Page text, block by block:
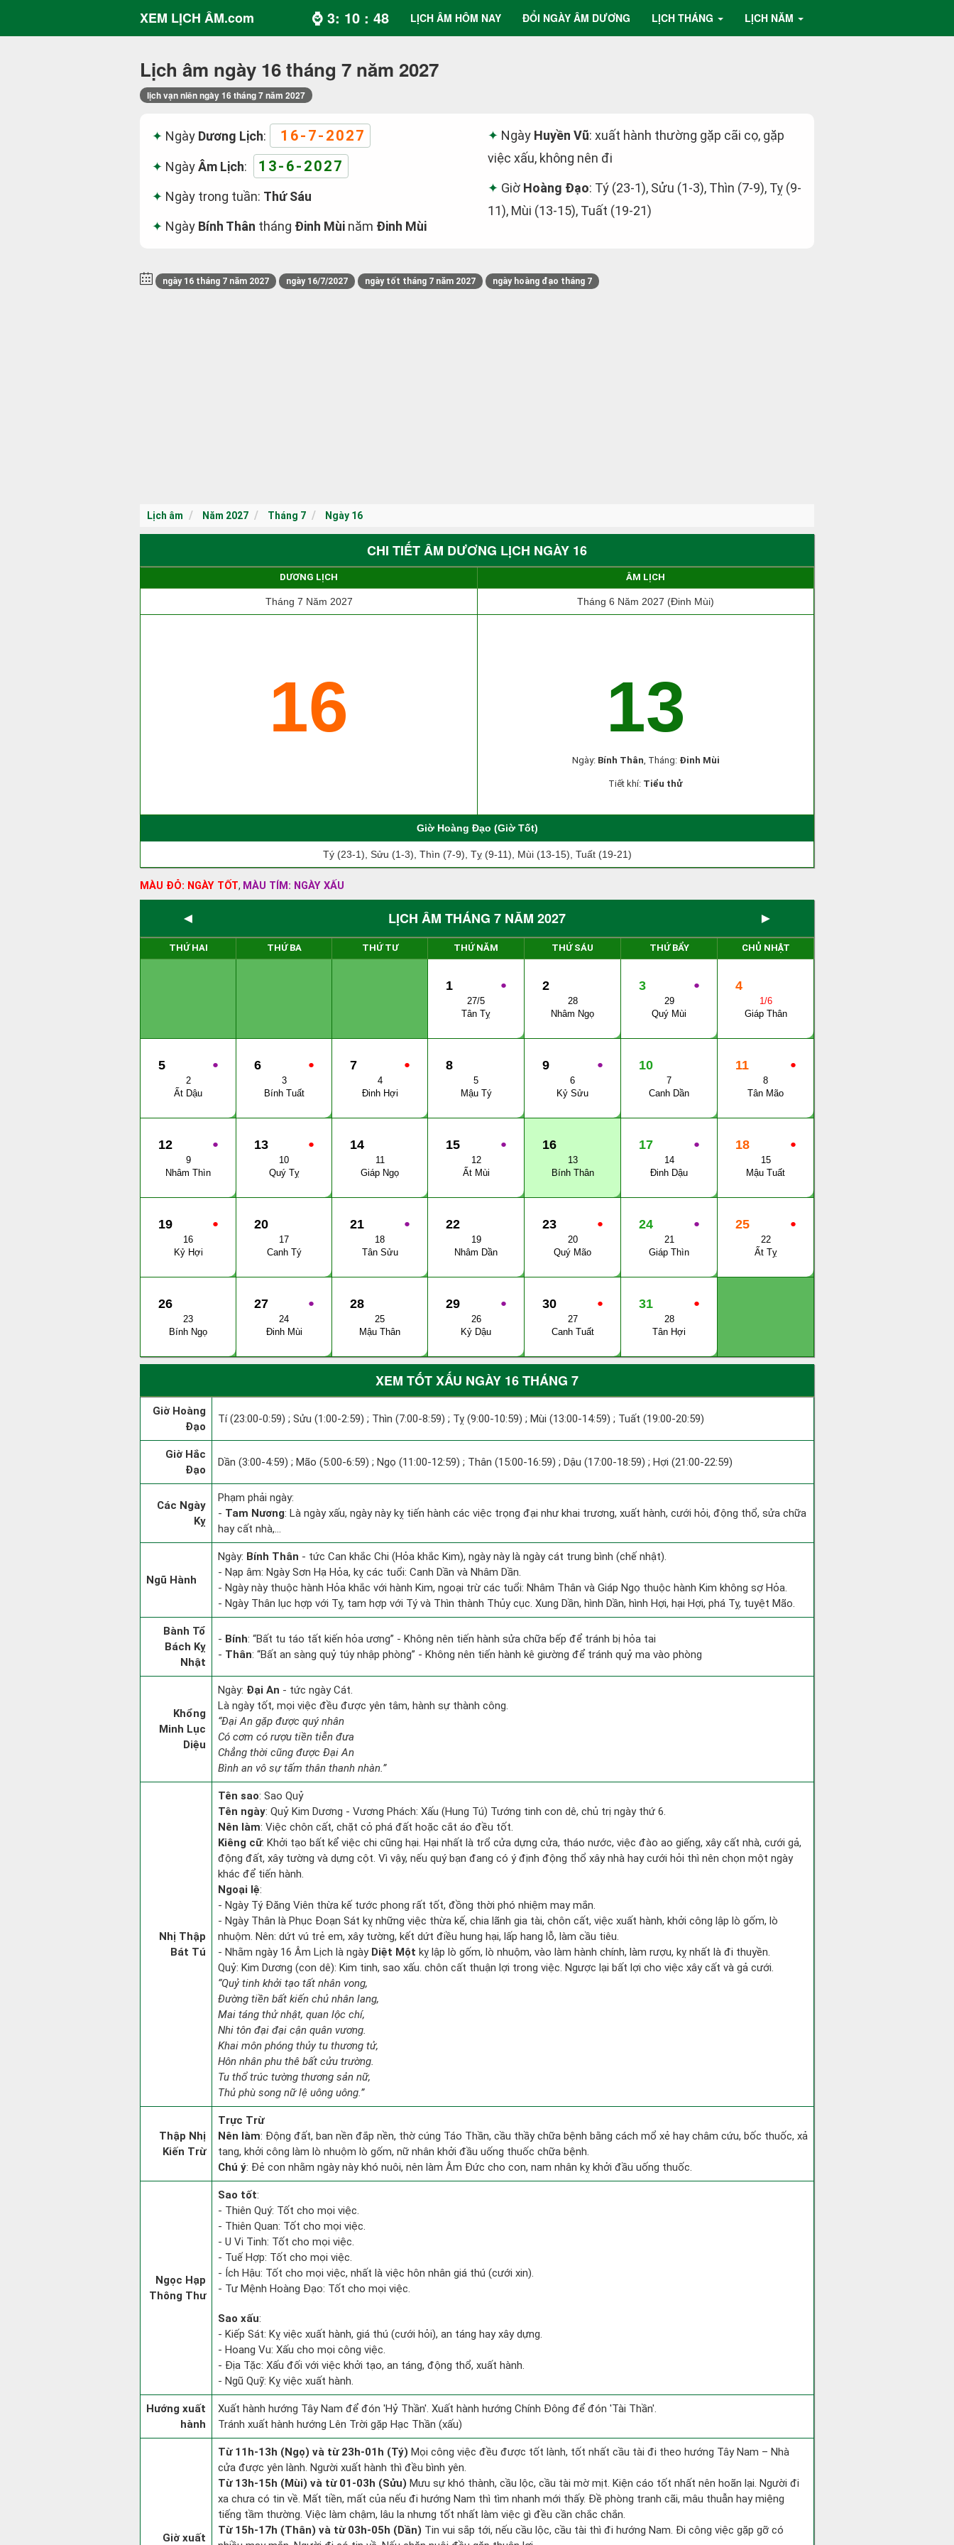
XEM LỊCH ÂM.com ⌚ 3: 10 : 48 LỊCH ÂM HÔM NAY ĐỔI NGÀY ÂM DƯƠNG LỊCH THÁNG LỊCH NĂM
Lịch âm ngày 16 tháng 7 năm 2027
lịch vạn niên ngày 16 tháng 7 năm 2027
Ngày Dương Lịch: 16-7-2027
NgàyÂm Lịch: 13-6-2027
Ngày trong tuần: Thứ Sáu
Ngày Bính Thân tháng Đinh Mùi năm Đinh Mùi
Ngày Huyền Vũ: xuất hành thường gặp cãi cọ, gặp
việc xấu, không nên đi
Giờ Hoàng Đạo: Tý (23-1), Sửu (1-3), Thìn (7-9), Tỵ (9-
11), Mùi (13-15), Tuất (19-21)
ngày 16 tháng 7 năm 2027 ngày 16/7/2027 ngày tốt tháng 7 năm 2027 ngày hoàng đạo tháng 7
Lịch âm Năm 2027 Tháng 7 Ngày 16
CHI TIẾT ÂM DƯƠNG LỊCH NGÀY 16
DƯƠNG LỊCH ÂM LỊCH
Tháng 7 Năm 2027 Tháng 6 Năm 2027 (Đinh Mùi)
16 13
Ngày: Bính Thân, Tháng: Đinh Mùi
Tiết khí: Tiểu thử
Giờ Hoàng Đạo (Giờ Tốt)
Tý (23-1), Sửu (1-3), Thìn (7-9), Tỵ (9-11), Mùi (13-15), Tuất (19-21)
MÀU ĐỎ: NGÀY TỐT, MÀU TÍM: NGÀY XẤU
◄ LỊCH ÂM THÁNG 7 NĂM 2027 ►
THỨ HAI THỨ BA THỨ TƯ THỨ NĂM THỨ SÁU THỨ BẨY CHỦ NHẬT
●
1
27/5
Tân Tỵ
2
28
Nhâm Ngọ
●
3
29
Quý Mùi
4
1/6
Giáp Thân
●
5
2
Ất Dậu
●
6
3
Bính Tuất
●
7
4
Đinh Hợi
8
5
Mậu Tý
●
9
6
Kỷ Sửu
10
7
Canh Dần
●
11
8
Tân Mão
●
12
9
Nhâm Thìn
●
13
10
Quý Tỵ
14
11
Giáp Ngọ
●
15
12
Ất Mùi
16
13
Bính Thân
●
17
14
Đinh Dậu
●
18
15
Mậu Tuất
●
19
16
Kỷ Hợi
20
17
Canh Tý
●
21
18
Tân Sửu
22
19
Nhâm Dần
●
23
20
Quý Mão
●
24
21
Giáp Thìn
●
25
22
Ất Tỵ
26
23
Bính Ngọ
●
27
24
Đinh Mùi
28
25
Mậu Thân
●
29
26
Kỷ Dậu
●
30
27
Canh Tuất
●
31
28
Tân Hợi
XEM TỐT XẤU NGÀY 16 THÁNG 7
Giờ Hoàng
Đạo
Tí (23:00-0:59) ; Sửu (1:00-2:59) ; Thìn (7:00-8:59) ; Tỵ (9:00-10:59) ; Mùi (13:00-14:59) ; Tuất (19:00-20:59)
Giờ Hắc
Đạo
Dần (3:00-4:59) ; Mão (5:00-6:59) ; Ngọ (11:00-12:59) ; Thân (15:00-16:59) ; Dậu (17:00-18:59) ; Hợi (21:00-22:59)
Các Ngày
Kỵ
Phạm phải ngày:
- Tam Nương: Là ngày xấu, ngày này kỵ tiến hành các việc trọng đại như khai trương, xuất hành, cưới hỏi, động thổ, sửa chữa
hay cất nhà,...
Ngũ Hành
Ngày: Bính Thân - tức Can khắc Chi (Hỏa khắc Kim), ngày này là ngày cát trung bình (chế nhật).
- Nạp âm: Ngày Sơn Hạ Hỏa, kỵ các tuổi: Canh Dần và Nhâm Dần.
- Ngày này thuộc hành Hỏa khắc với hành Kim, ngoại trừ các tuổi: Nhâm Thân và Giáp Ngọ thuộc hành Kim không sợ Hỏa.
- Ngày Thân lục hợp với Tỵ, tam hợp với Tý và Thìn thành Thủy cục. Xung Dần, hình Dần, hình Hợi, hại Hợi, phá Tỵ, tuyệt Mão.
Bành Tổ
Bách Kỵ
Nhật
- Bính: “Bất tu táo tất kiến hỏa ương” - Không nên tiến hành sửa chữa bếp để tránh bị hỏa tai
- Thân: “Bất an sàng quỷ túy nhập phòng” - Không nên tiến hành kê giường để tránh quỷ ma vào phòng
Khổng
Minh Lục
Diệu
Ngày: Đại An - tức ngày Cát.
Là ngày tốt, mọi việc đều được yên tâm, hành sự thành công.
“Đại An gặp được quý nhân
Có cơm có rượu tiền tiễn đưa
Chẳng thời cũng được Đại An
Bình an vô sự tấm thân thanh nhàn.”
Nhị Thập
Bát Tú
Tên sao: Sao Quỷ
Tên ngày: Quỷ Kim Dương - Vương Phách: Xấu (Hung Tú) Tướng tinh con dê, chủ trị ngày thứ 6.
Nên làm: Việc chôn cất, chặt cỏ phá đất hoặc cắt áo đều tốt.
Kiêng cữ: Khởi tạo bất kể việc chi cũng hại. Hại nhất là trổ cửa dựng cửa, tháo nước, việc đào ao giếng, xây cất nhà, cưới gả,
động đất, xây tường và dựng cột. Vì vậy, nếu quý bạn đang có ý định động thổ xây nhà hay cưới hỏi thì nên chọn một ngày
khác để tiến hành.
Ngoại lệ:
- Ngày Tý Đăng Viên thừa kế tước phong rất tốt, đồng thời phó nhiệm may mắn.
- Ngày Thân là Phục Đoạn Sát kỵ những việc thừa kế, chia lãnh gia tài, chôn cất, việc xuất hành, khởi công lập lò gốm, lò
nhuộm. Nên: dứt vú trẻ em, xây tường, kết dứt điều hung hại, lấp hang lỗ, làm cầu tiêu.
- Nhằm ngày 16 Âm Lịch là ngày Diệt Một kỵ lập lò gốm, lò nhuộm, vào làm hành chính, làm rượu, kỵ nhất là đi thuyền.
Quỷ: Kim Dương (con dê): Kim tinh, sao xấu. chôn cất thuận lợi trong việc. Ngược lại bất lợi cho việc xây cất và gả cưới.
“Quỷ tinh khởi tạo tất nhân vong,
Đường tiền bất kiến chủ nhân lang,
Mai táng thử nhật, quan lộc chí,
Nhi tôn đại đại cận quân vương.
Khai môn phóng thủy tu thương tử,
Hôn nhân phu thê bất cửu trường.
Tu thổ trúc tường thương sản nữ,
Thủ phù song nữ lệ uông uông.”
Thập Nhị
Kiến Trừ
Trực Trừ
Nên làm: Động đất, ban nền đắp nền, thờ cúng Táo Thần, cầu thầy chữa bệnh bằng cách mổ xẻ hay châm cứu, bốc thuốc, xả
tang, khởi công làm lò nhuộm lò gốm, nữ nhân khởi đầu uống thuốc chữa bệnh.
Chú ý: Đẻ con nhằm ngày này khó nuôi, nên làm Âm Đức cho con, nam nhân kỵ khởi đầu uống thuốc.
Ngọc Hạp
Thông Thư
Sao tốt:
- Thiên Quý: Tốt cho mọi việc.
- Thiên Quan: Tốt cho mọi việc.
- U Vi Tinh: Tốt cho mọi việc.
- Tuế Hợp: Tốt cho mọi việc.
- Ích Hậu: Tốt cho mọi việc, nhất là việc hôn nhân giá thú (cưới xin).
- Tư Mệnh Hoàng Đạo: Tốt cho mọi việc.
Sao xấu:
- Kiếp Sát: Kỵ việc xuất hành, giá thú (cưới hỏi), an táng hay xây dựng.
- Hoang Vu: Xấu cho mọi công việc.
- Địa Tặc: Xấu đối với việc khởi tạo, an táng, động thổ, xuất hành.
- Ngũ Quỹ: Kỵ việc xuất hành.
Hướng xuất
hành
Xuất hành hướng Tây Nam để đón 'Hỷ Thần'. Xuất hành hướng Chính Đông để đón 'Tài Thần'.
Tránh xuất hành hướng Lên Trời gặp Hạc Thần (xấu)
Giờ xuất
Từ 11h-13h (Ngọ) và từ 23h-01h (Tý) Mọi công việc đều được tốt lành, tốt nhất cầu tài đi theo hướng Tây Nam – Nhà
cửa được yên lành. Người xuất hành thì đều bình yên.
Từ 13h-15h (Mùi) và từ 01-03h (Sửu) Mưu sự khó thành, cầu lộc, cầu tài mờ mịt. Kiện cáo tốt nhất nên hoãn lại. Người đi
xa chưa có tin về. Mất tiền, mất của nếu đi hướng Nam thì tìm nhanh mới thấy. Đề phòng tranh cãi, mâu thuẫn hay miệng
tiếng tầm thường. Việc làm chậm, lâu la nhưng tốt nhất làm việc gì đều cần chắc chắn.
Từ 15h-17h (Thân) và từ 03h-05h (Dần) Tin vui sắp tới, nếu cầu lộc, cầu tài thì đi hướng Nam. Đi công việc gặp gỡ có